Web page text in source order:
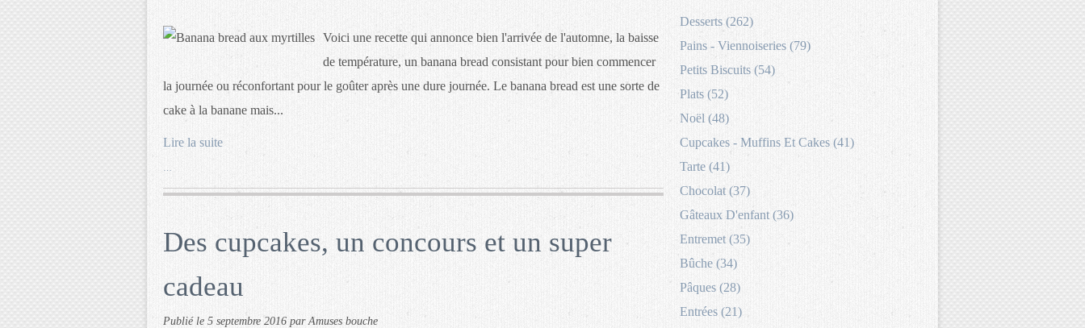
Voici une recette qui annonce bien l'arrivée de l'automne, la baisse
de température, un banana bread consistant pour bien commencer
la journée ou réconfortant pour le goûter après une dure journée. Le banana bread est une sorte de
cake à la banane mais...
Lire la suite
Des cupcakes, un concours et un super
cadeau
Publié le 5 septembre 2016 par Amuses bouche
Desserts (262)
Pains - Viennoiseries (79)
Petits Biscuits (54)
Plats (52)
Noël (48)
Cupcakes - Muffins Et Cakes (41)
Tarte (41)
Chocolat (37)
Gâteaux D'enfant (36)
Entremet (35)
Bûche (34)
Pâques (28)
Entrées (21)